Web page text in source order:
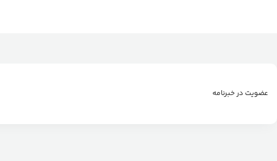
عضویت در خبرنامه